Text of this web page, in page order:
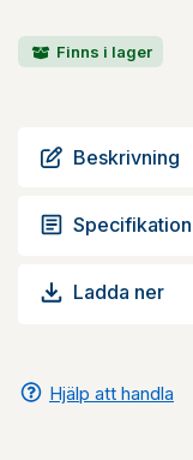
Finns i lager
Beskrivning
Specifikation
Ladda ner
Hjälp att handla